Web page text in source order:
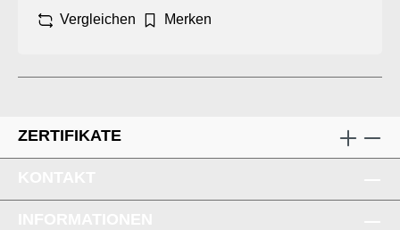
Vergleichen Merken
ZERTIFIKATE